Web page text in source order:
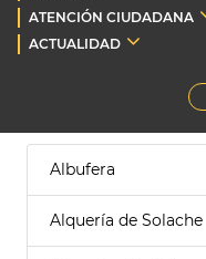
ATENCIÓN CIUDADANA
ACTUALIDAD
Albufera
Alquería de Solache